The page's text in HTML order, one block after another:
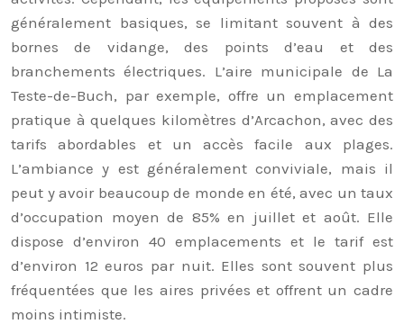
généralement basiques, se limitant souvent à des
bornes de vidange, des points d’eau et des
branchements électriques. L’aire municipale de La
Teste-de-Buch, par exemple, offre un emplacement
pratique à quelques kilomètres d’Arcachon, avec des
tarifs abordables et un accès facile aux plages.
L’ambiance y est généralement conviviale, mais il
peut y avoir beaucoup de monde en été, avec un taux
d’occupation moyen de 85% en juillet et août. Elle
dispose d’environ 40 emplacements et le tarif est
d’environ 12 euros par nuit. Elles sont souvent plus
fréquentées que les aires privées et offrent un cadre
moins intimiste.